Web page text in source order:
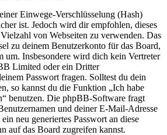
Einwege-Verschlüsselung (Hash)
ist. Jedoch wird dir empfohlen, dieses
von Webseiten zu verwenden. Das
zu deinem Benutzerkonto für das Board,
um. Insbesondere wird dich kein Vertreter
Limited oder ein Dritter
Passwort fragen. Solltest du dein
so kannst du die Funktion „Ich habe
benutzen. Die phpBB-Software fragt
und deiner E-Mail-Adresse
neu generiertes Passwort an diese
auf das Board zugreifen kannst.